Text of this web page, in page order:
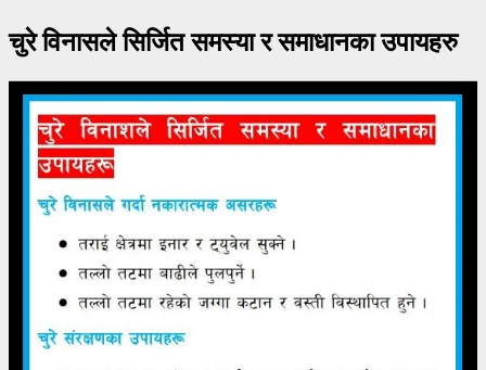
चुरे विनासले सिर्जित समस्या र समाधानका उपायहरु